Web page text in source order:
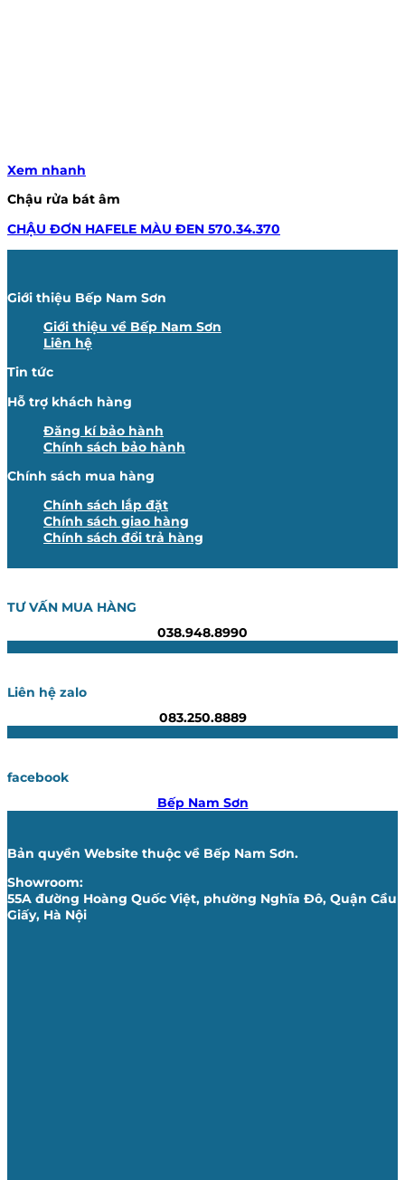
Xem nhanh
Chậu rửa bát âm
CHẬU ĐƠN HAFELE MÀU ĐEN 570.34.370
Giới thiệu Bếp Nam Sơn
Giới thiệu về Bếp Nam Sơn
Liên hệ
Tin tức
Hỗ trợ khách hàng
Đăng kí bảo hành
Chính sách bảo hành
Chính sách mua hàng
Chính sách lắp đặt
Chính sách giao hàng
Chính sách đổi trả hàng
TƯ VẤN MUA HÀNG
038.948.8990
Liên hệ zalo
083.250.8889
facebook
Bếp Nam Sơn
Bản quyền Website thuộc về Bếp Nam Sơn.
Showroom:
55A đường Hoàng Quốc Việt, phường Nghĩa Đô, Quận Cầu
Giấy, Hà Nội